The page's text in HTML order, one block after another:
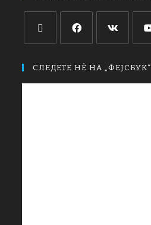
СЛЕДЕТЕ НЀ НА „ФЕЈСБУК“